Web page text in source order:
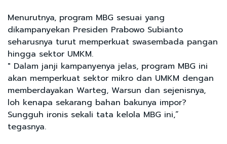
Menurutnya, program MBG sesuai yang
dikampanyekan Presiden Prabowo Subianto
seharusnya turut memperkuat swasembada pangan
hingga sektor UMKM.
" Dalam janji kampanyenya jelas, program MBG ini
akan memperkuat sektor mikro dan UMKM dengan
memberdayakan Warteg, Warsun dan sejenisnya,
loh kenapa sekarang bahan bakunya impor?
Sungguh ironis sekali tata kelola MBG ini,”
tegasnya.